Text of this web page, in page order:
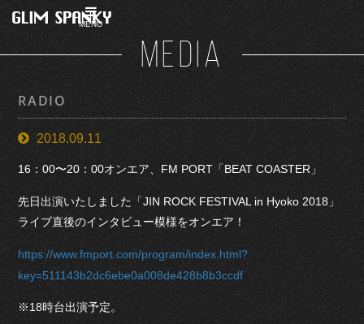
MENU
MEDIA
RADIO
2018.09.11
16：00〜20：00オンエア、FM PORT「BEAT COASTER」
先日出演いたしました「JIN ROCK FESTIVAL in Hyoko 2018」
ライブ直後のインタビュー模様をオンエア！
https://www.fmport.com/program/index.html?
key=511143b2dc6ebe0a008de428b8b3ccdf
※18時台出演予定。